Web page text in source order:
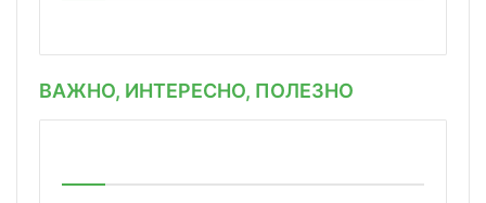
ВАЖНО, ИНТЕРЕСНО, ПОЛЕЗНО